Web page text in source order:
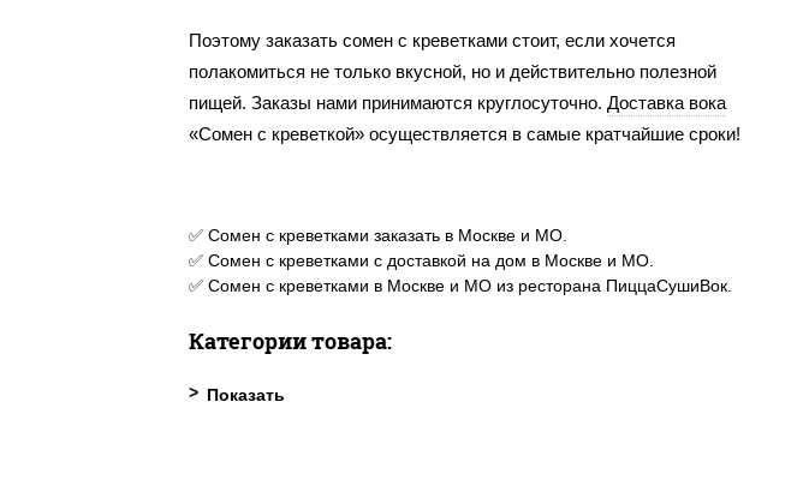
Поэтому заказать сомен с креветками стоит, если хочется
полакомиться не только вкусной, но и действительно полезной
пищей. Заказы нами принимаются круглосуточно. Доставка вока
«Сомен с креветкой» осуществляется в самые кратчайшие сроки!
✅ Сомен с креветками заказать в Москве и МО.
✅ Сомен с креветками с доставкой на дом в Москве и МО.
✅ Сомен с креветками в Москве и МО из ресторана ПиццаСушиВок.
Категории товара: